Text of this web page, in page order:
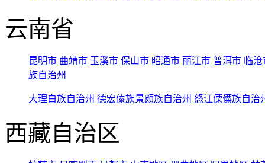
云南省
昆明市 曲靖市 玉溪市 保山市 昭通市 丽江市 普洱市 临
族自治州
大理白族自治州 德宏傣族景颇族自治州 怒江傈僳族自治
西藏自治区